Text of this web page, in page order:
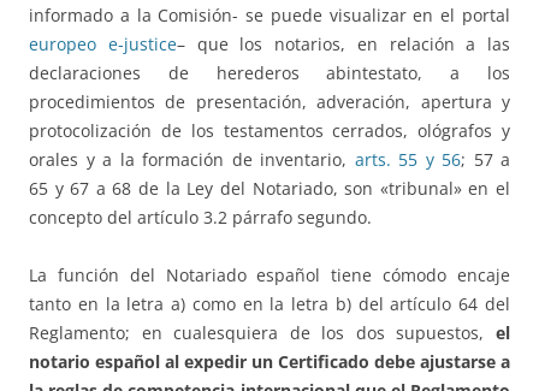
informado a la Comisión- se puede visualizar en el portal
europeo e-justice– que los notarios, en relación a las
declaraciones de herederos abintestato, a los
procedimientos de presentación, adveración, apertura y
protocolización de los testamentos cerrados, ológrafos y
orales y a la formación de inventario, arts. 55 y 56; 57 a
65 y 67 a 68 de la Ley del Notariado, son «tribunal» en el
concepto del artículo 3.2 párrafo segundo.
La función del Notariado español tiene cómodo encaje
tanto en la letra a) como en la letra b) del artículo 64 del
Reglamento; en cualesquiera de los dos supuestos, el
notario español al expedir un Certificado debe ajustarse a